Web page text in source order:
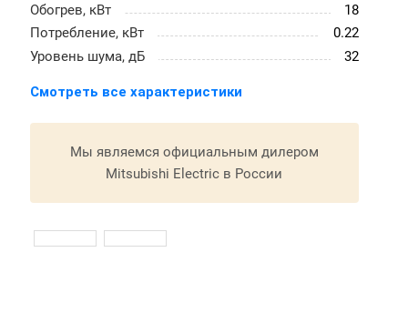
Обогрев, кВт
18
Потребление, кВт
0.22
Уровень шума, дБ
32
Смотреть все характеристики
Мы являемся официальным дилером
Mitsubishi Electric в России